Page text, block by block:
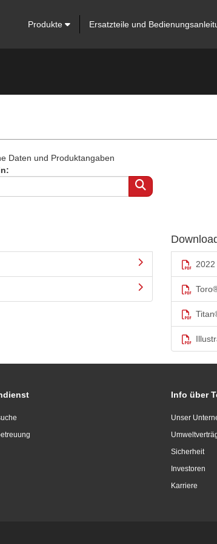
Produkte Ersatzteile und
Daten und Produktangaben
2022
Info über
Unser
Sicherheit
Investoren
Karriere